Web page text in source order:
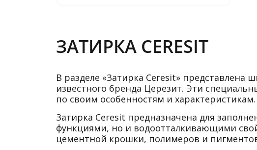
ЗАТИРКА CERESIT
В разделе «Затирка Ceresit»
известного бренда Церезит. Эти
по своим особенностям и характеристикам.
Затирка Ceresit предназначена для
функциями, но и водоотталкивающими
цементной крошки, полимеров и